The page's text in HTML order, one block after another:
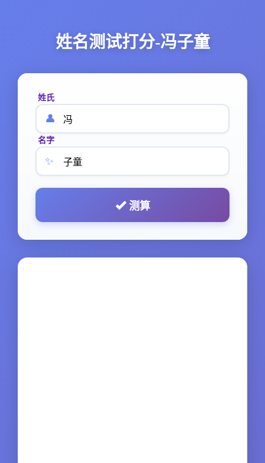
姓名测试打分-冯子童
姓氏
👤
名字
✨
测算